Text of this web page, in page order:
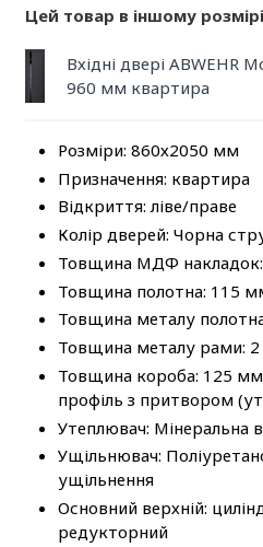
Цей товар в іншому
Вхідні двері ABWEHR
960 мм квартира
Розміри: 860х2050 мм
Призначення: квартира
Відкриття: ліве/праве
Колір дверей: Чорна
Товщина МДФ
Товщина полотна: 115
Товщина металу
Товщина металу рами:
Товщина короба: 125
профіль з притвором
Утеплювач: Мінеральна
Ущільнювач:
ущільнення
Основний верхній:
редукторний